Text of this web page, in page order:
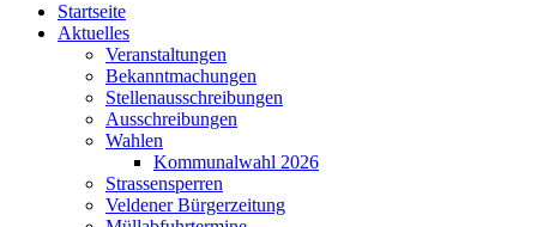
Startseite
Aktuelles
Veranstaltungen
Bekanntmachungen
Stellenausschreibungen
Ausschreibungen
Wahlen
Kommunalwahl 2026
Strassensperren
Veldener Bürgerzeitung